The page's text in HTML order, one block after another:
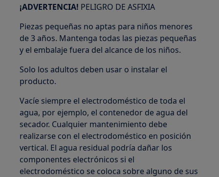
¡ADVERTENCIA! PELIGRO DE ASFIXIA
Piezas pequeñas no aptas para niños menores
de 3 años. Mantenga todas las piezas pequeñas
y el embalaje fuera del alcance de los niños.
Solo los adultos deben usar o instalar el
producto.
Vacíe siempre el electrodoméstico de toda el
agua, por ejemplo, el contenedor de agua del
secador. Cualquier mantenimiento debe
realizarse con el electrodoméstico en posición
vertical. El agua residual podría dañar los
componentes electrónicos si el
electrodoméstico se coloca sobre alguno de sus